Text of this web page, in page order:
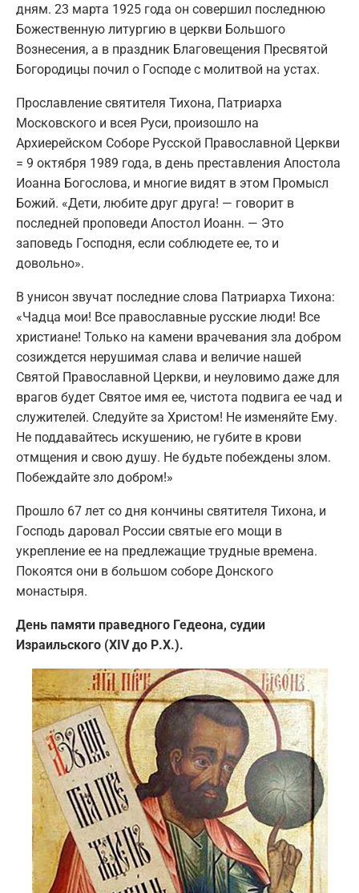
дням. 23 марта 1925 года он совершил последнюю
Божественную литургию в церкви Большого
Вознесения, а в праздник Благовещения Пресвятой
Богородицы почил о Господе с молитвой на устах.
Прославление святителя Тихона, Патриарха
Московского и всея Руси, произошло на
Архиерейском Соборе Русской Православной Церкви
= 9 октября 1989 года, в день преставления Апостола
Иоанна Богослова, и многие видят в этом Промысл
Божий. «Дети, любите друг друга! — говорит в
последней проповеди Апостол Иоанн. — Это
заповедь Господня, если соблюдете ее, то и
довольно».
В унисон звучат последние слова Патриарха Тихона:
«Чадца мои! Все православные русские люди! Все
христиане! Только на камени врачевания зла добром
созиждется нерушимая слава и величие нашей
Святой Православной Церкви, и неуловимо даже для
врагов будет Святое имя ее, чистота подвига ее чад и
служителей. Следуйте за Христом! Не изменяйте Ему.
Не поддавайтесь искушению, не губите в крови
отмщения и свою душу. Не будьте побеждены злом.
Побеждайте зло добром!»
Прошло 67 лет со дня кончины святителя Тихона, и
Господь даровал России святые его мощи в
укрепление ее на предлежащие трудные времена.
Покоятся они в большом соборе Донского
монастыря.
День памяти праведного Гедеона, судии
Израильского (XIV до Р.Х.).